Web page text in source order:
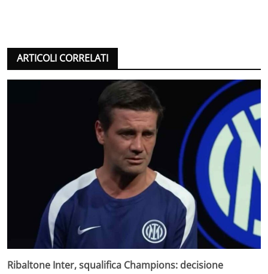
ARTICOLI CORRELATI
Ribaltone Inter, squalifica Champions: decisione